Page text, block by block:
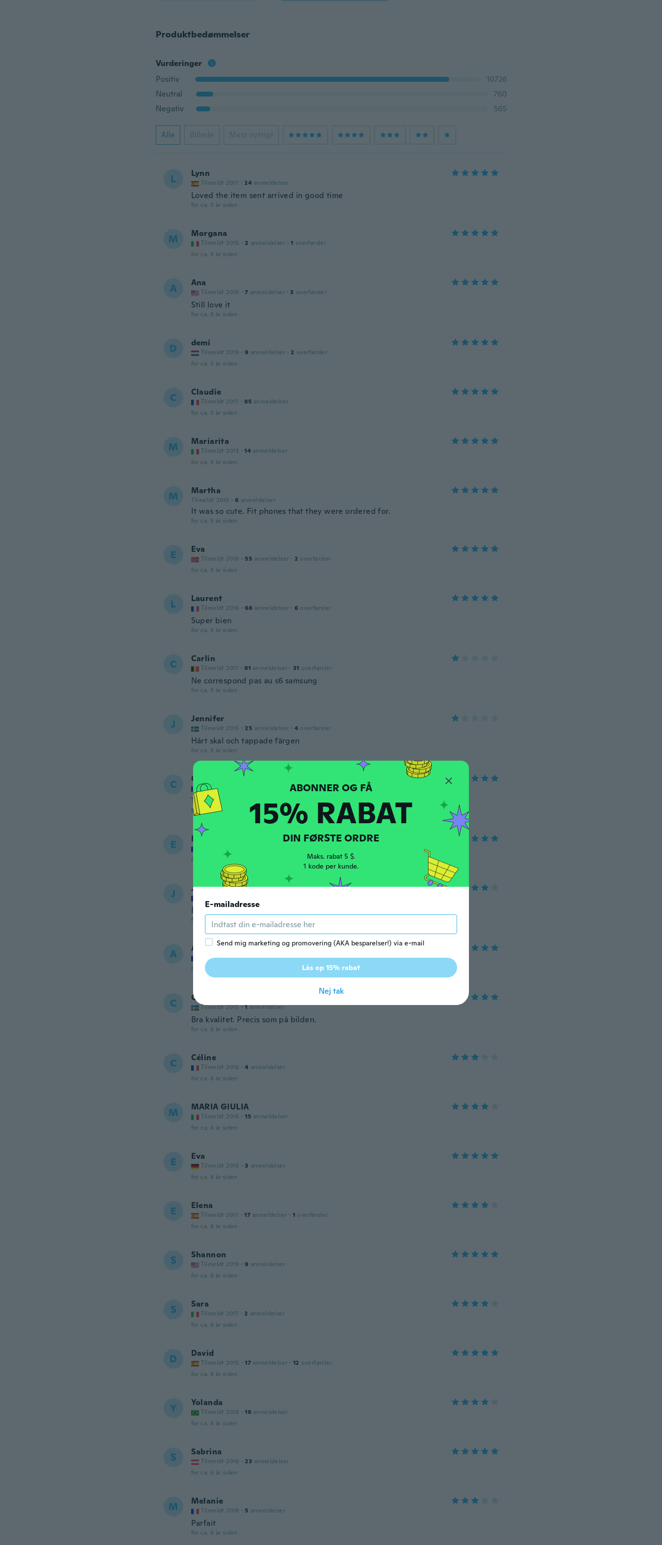
Produktbedømmelser
Vurderinger
Positiv
10726
Neutral
760
Negativ
565
Alle Billede Mest nyttigt
L Lynn
Tilmeldt 2017 · 24 anmeldelser
Loved the item sent arrived in good time
for ca. 5 år siden
M Morgana
Tilmeldt 2015 · 2 anmeldelser · 1 overførsler
for ca. 5 år siden
A Ana
Tilmeldt 2015 · 7 anmeldelser · 3 overførsler
Still love it
for ca. 5 år siden
D demi
Tilmeldt 2019 · 9 anmeldelser · 2 overførsler
for ca. 5 år siden
C Claudie
Tilmeldt 2017 · 85 anmeldelser
for ca. 5 år siden
M Mariarita
Tilmeldt 2013 · 14 anmeldelser
for ca. 5 år siden
M Martha
Tilmeldt 2015 · 6 anmeldelser
It was so cute. Fit phones that they were ordered for.
for ca. 5 år siden
E Eva
Tilmeldt 2018 · 55 anmeldelser · 2 overførsler
for ca. 5 år siden
L Laurent
Tilmeldt 2016 · 66 anmeldelser · 6 overførsler
Super bien
for ca. 5 år siden
C Carlin
Tilmeldt 2017 · 91 anmeldelser · 31 overførsler
Ne correspond pas au s6 samsung
for ca. 5 år siden
J Jennifer
Tilmeldt 2015 · 25 anmeldelser · 4 overførsler
Hårt skal och tappade färgen
for ca. 5 år siden
C Coralie
Tilmeldt 2018 1 overførsler
Top
for ca. 5 år siden
E Eugénie
Tilmeldt 2014
for ca. 5 år siden
J Julie
Bonne coque. Très mignonne et qualité tout à fait correcte!
for ca. 5 år siden
A Alexis
Tilmeldt 2019 · 2 anmeldelser
for ca. 6 år siden
C Cajsa
Tilmeldt 2015 · 1 anmeldelser
Bra kvalitet. Precis som på bilden.
for ca. 6 år siden
C Céline
Tilmeldt 2016 · 4 anmeldelser
for ca. 6 år siden
M MARIA GIULIA
Tilmeldt 2016 · 15 anmeldelser
for ca. 6 år siden
E Eva
Tilmeldt 2018 · 3 anmeldelser
for ca. 6 år siden
E Elena
Tilmeldt 2017 · 17 anmeldelser · 1 overførsler
for ca. 6 år siden
S Shannon
Tilmeldt 2019 · 9 anmeldelser
for ca. 6 år siden
S Sara
Tilmeldt 2017 · 2 anmeldelser
for ca. 6 år siden
D David
Tilmeldt 2015 · 17 anmeldelser · 12 overførsler
for ca. 6 år siden
Y Yolanda
Tilmeldt 2018 · 16 anmeldelser
for ca. 6 år siden
S Sabrina
Tilmeldt 2016 · 23 anmeldelser
for ca. 6 år siden
M Melanie
Tilmeldt 2018 · 5 anmeldelser
Parfait
for ca. 6 år siden
15% RABAT
DIN FØRSTE ORDRE
Maks. rabat 5 $.
1 kode per kunde.
E-mailadresse
Send mig marketing og promovering (AKA besparelser!) via e-mail
Lås op 15% rabat
Nej tak